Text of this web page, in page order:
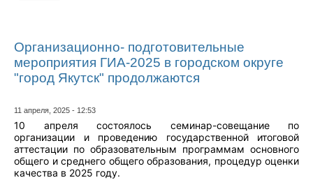
Организационно- подготовительные
мероприятия ГИА-2025 в городском округе
"город Якутск" продолжаются
11 апреля, 2025 - 12:53
10 апреля состоялось семинар-совещание по
организации и проведению государственной итоговой
аттестации по образовательным программам основного
общего и среднего общего образования, процедур оценки
качества в 2025 году.